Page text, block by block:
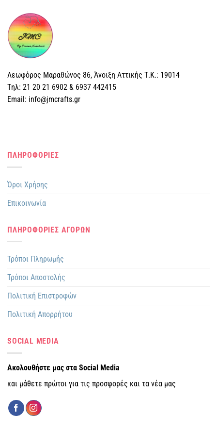
Λεωφόρος Μαραθώνος 86, Άνοιξη Αττικής Τ.Κ.: 19014
Tηλ: 21 20 21 6902 & 6937 442415
Email: info@jmcrafts.gr
ΠΛΗΡΟΦΟΡΙΕΣ
Όροι Χρήσης
Επικοινωνία
ΠΛΗΡΟΦΟΡΙΕΣ ΑΓΟΡΩΝ
Τρόποι Πληρωμής
Τρόποι Αποστολής
Πολιτική Επιστροφών
Πολιτική Απορρήτου
SOCIAL MEDIA
Ακολουθήστε μας στα Social Media
και μάθετε πρώτοι για τις προσφορές και τα νέα μας